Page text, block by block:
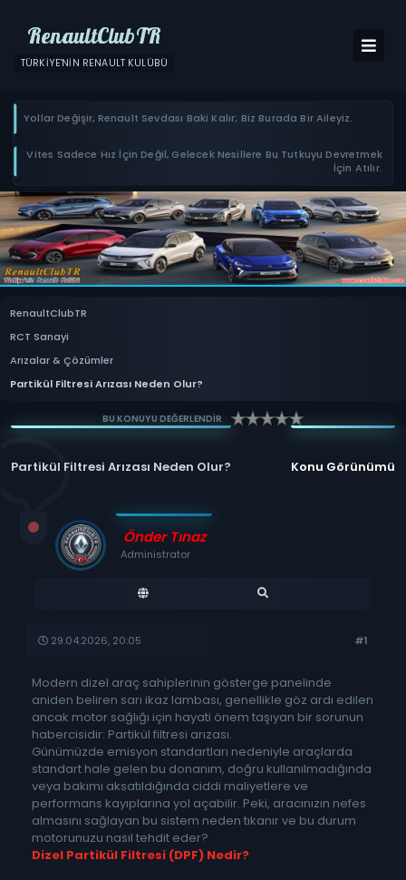
RenaultClubTR
TÜRKIYE'NIN RENAULT KULÜBÜ
Yollar Değişir, Renault Sevdası Baki Kalır; Biz Burada Bir Aileyiz.
Vites Sadece Hız İçin Değil, Gelecek Nesillere Bu Tutkuyu Devretmek
İçin Atılır.
RenaultClubTR
RCT Sanayi
Arızalar & Çözümler
Partikül Filtresi Arızası Neden Olur?
BU KONUYU DEĞERLENDİR
Konu Görünümü
Partikül Filtresi Arızası Neden Olur?
Önder Tınaz
Administrator
29.04.2026, 20:05 #1
Modern dizel araç sahiplerinin gösterge panelinde
aniden beliren sarı ikaz lambası, genellikle göz ardı edilen
ancak motor sağlığı için hayati önem taşıyan bir sorunun
habercisidir: Partikül filtresi arızası.
Günümüzde emisyon standartları nedeniyle araçlarda
standart hale gelen bu donanım, doğru kullanılmadığında
veya bakımı aksatıldığında ciddi maliyetlere ve
performans kayıplarına yol açabilir. Peki, aracınızın nefes
almasını sağlayan bu sistem neden tıkanır ve bu durum
motorunuzu nasıl tehdit eder?
Dizel Partikül Filtresi (DPF) Nedir?